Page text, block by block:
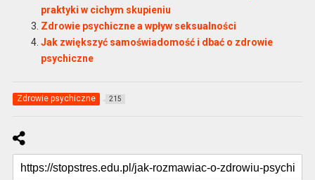
praktyki w cichym skupieniu
Zdrowie psychiczne a wpływ seksualności
Jak zwiększyć samoświadomość i dbać o zdrowie
psychiczne
Zdrowie psychiczne 215